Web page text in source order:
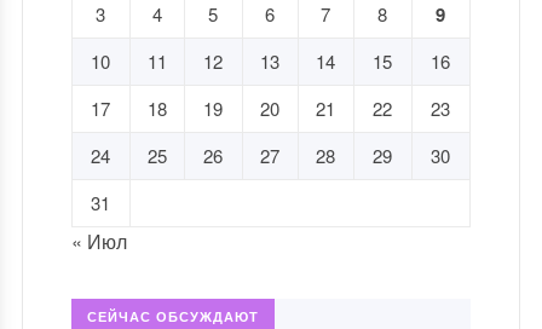
3
4 5 6 7 8 9
10 11 12 13 14 15
16
17
18 19 20 21 22
23
24
25 26 27 28 29
30
31
« Июл
СЕЙЧАС ОБСУЖДАЮТ